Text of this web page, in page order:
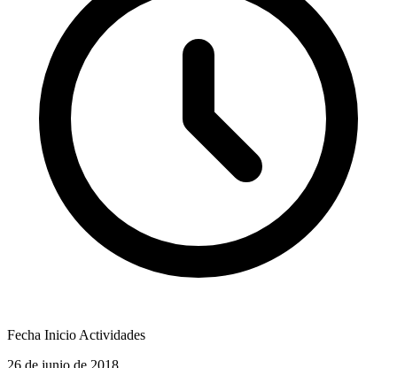
Fecha Inicio Actividades
26 de junio de 2018